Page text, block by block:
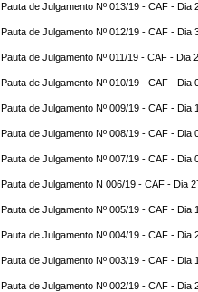
Pauta de Julgamento Nº 013/19 - CAF - Dia
Pauta de Julgamento Nº 012/19 - CAF - Dia
Pauta de Julgamento Nº 011/19 - CAF - Dia
Pauta de Julgamento Nº 010/19 - CAF - Dia
Pauta de Julgamento Nº 009/19 - CAF - Dia
Pauta de Julgamento Nº 008/19 - CAF - Dia
Pauta de Julgamento Nº 007/19 - CAF - Dia
Pauta de Julgamento N 006/19 - CAF - Dia
Pauta de Julgamento Nº 005/19 - CAF - Dia
Pauta de Julgamento Nº 004/19 - CAF - Dia
Pauta de Julgamento Nº 003/19 - CAF - Dia
Pauta de Julgamento Nº 002/19 - CAF - Dia